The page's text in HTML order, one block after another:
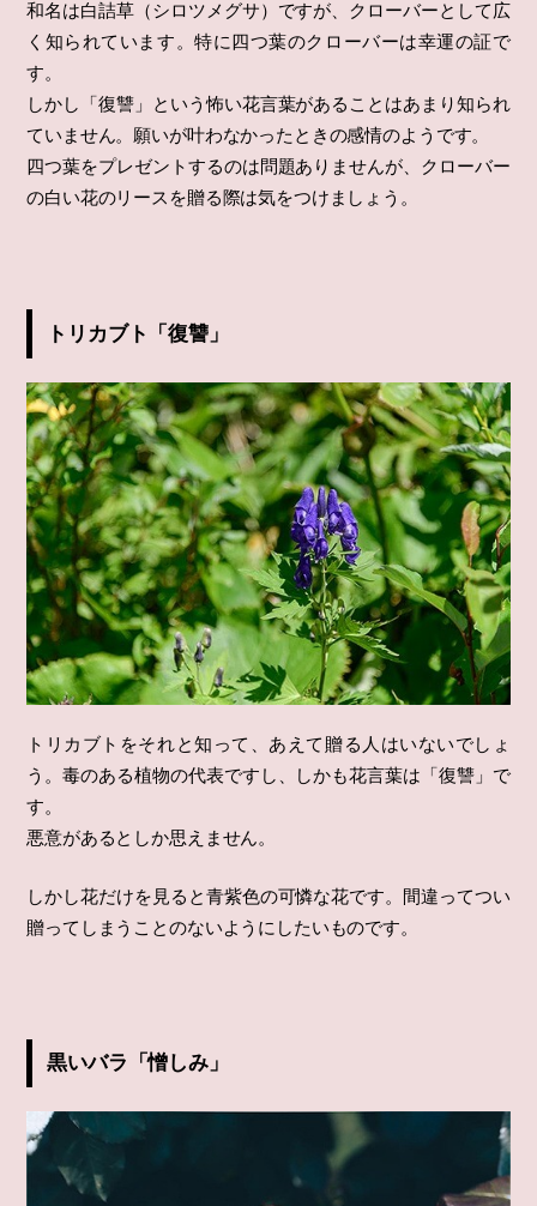
和名は白詰草（シロツメグサ）ですが、クローバーとして広
く知られています。特に四つ葉のクローバーは幸運の証で
す。
しかし「復讐」という怖い花言葉があることはあまり知られ
ていません。願いが叶わなかったときの感情のようです。
四つ葉をプレゼントするのは問題ありませんが、クローバー
の白い花のリースを贈る際は気をつけましょう。
トリカブト「復讐」
トリカブトをそれと知って、あえて贈る人はいないでしょ
う。毒のある植物の代表ですし、しかも花言葉は「復讐」で
す。
悪意があるとしか思えません。
しかし花だけを見ると青紫色の可憐な花です。間違ってつい
贈ってしまうことのないようにしたいものです。
黒いバラ「憎しみ」